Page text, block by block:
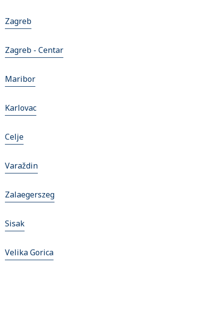
Zagreb
Zagreb - Centar
Maribor
Karlovac
Celje
Varaždin
Zalaegerszeg
Sisak
Velika Gorica